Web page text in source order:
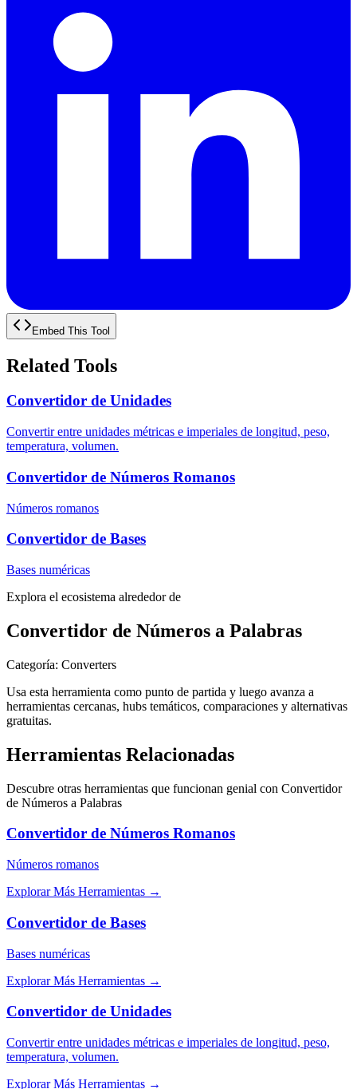
Embed This Tool
Related Tools
Convertidor de Unidades
Convertir entre unidades métricas e imperiales de longitud, peso,
temperatura, volumen.
Convertidor de Números Romanos
Números romanos
Convertidor de Bases
Bases numéricas
Explora el ecosistema alrededor de
Convertidor de Números a Palabras
Categoría: Converters
Usa esta herramienta como punto de partida y luego avanza a
herramientas cercanas, hubs temáticos, comparaciones y alternativas
gratuitas.
Herramientas Relacionadas
Descubre otras herramientas que funcionan genial con Convertidor
de Números a Palabras
Convertidor de Números Romanos
Números romanos
Explorar Más Herramientas →
Convertidor de Bases
Bases numéricas
Explorar Más Herramientas →
Convertidor de Unidades
Convertir entre unidades métricas e imperiales de longitud, peso,
temperatura, volumen.
Explorar Más Herramientas →